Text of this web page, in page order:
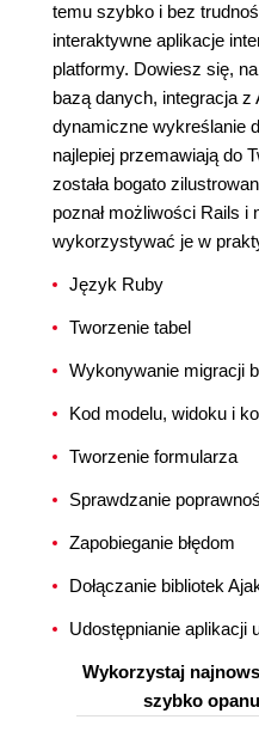
temu szybko i bez
interaktywne aplikacje
platformy. Dowiesz się,
bazą danych, integracja z
dynamiczne wykreślanie
najlepiej przemawiają do
została bogato
poznał możliwości Rails i
wykorzystywać je w
Język Ruby
Tworzenie tabel
Wykonywanie migracji
Kod modelu, widoku i
Tworzenie formularza
Sprawdzanie
Zapobieganie błędom
Dołączanie bibliotek
Udostępnianie aplikacji
Wykorzystaj
szybko